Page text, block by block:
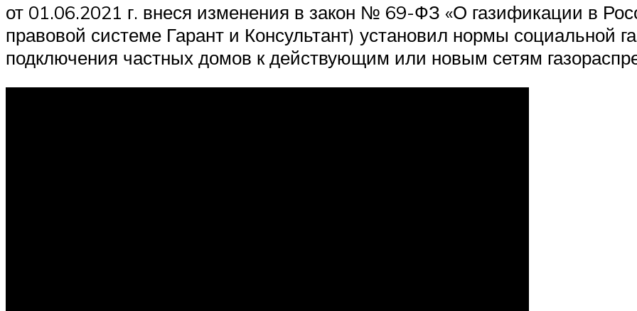
от 01.06.2021 г. внеся изменения в закон № 69-ФЗ «О газификации в
правовой системе Гарант и Консультант) установил нормы социальной
подключения частных домов к действующим или новым сетям